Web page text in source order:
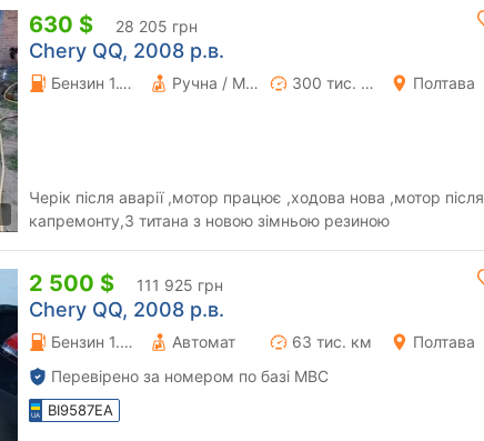
630 $ 28 205 грн
Chery QQ, 2008 р.в.
Бензин 1.1 л. Ручна / Механіка 300 тис. км Полтава
Черік після аварії ,мотор працює ,ходова нова ,мотор після
капремонту,3 титана з новою зімньою резиною
2 500 $ 111 925 грн
Chery QQ, 2008 р.в.
Бензин 1.08 л. Автомат 63 тис. км
Полтава
Перевірено за номером по базі МВС
BI9587EA